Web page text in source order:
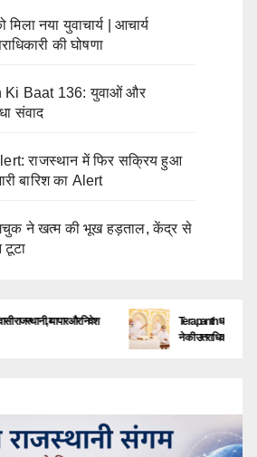
नया युवाचार्य | आचार्य
की घोषणा
Ki Baat 136: युवाओं और
संवाद
राजस्थान में फिर सक्रिय हुआ
बारिश का Alert
ने खत्म की भूख हड़ताल, केंद्र से
टूटा
व्यापार और निवेश
Terapanth धर्मसंघ को मिला नया
ने की उत्तराधिकारी की घोषणा